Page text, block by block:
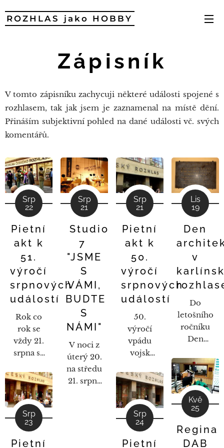
ROZHLAS jako HOBBY
Zápisník
V tomto zápisníku zachycuji některé události spojené s
rozhlasem, tak jak jsem je zaznamenal na místě dění.
Přináším subjektivní pohled na dané události vč. svých
komentářů.
Srp
22
Pietní
akt k
51.
výročí
srpnových
událostí
Rok co
rok se
vždy 21.
srpna se
Českého
rozhlasu
koná
pietní akt
uctění
Srp
21
Studio
7
"JSME
S
VÁMI,
BUDTE
S
NÁMI"
V noci z
úterý 20.
na středu
21. srpna
Srp
21
Pietní
akt k
50.
výročí
srpnových
událostí
50.
výročí
vpádu
vojsk
smlouvy
připadlo
na úterý.
Bohužel
politická
Lis
19
Den
v
Do
letošního
ročníku
Den
který
probíhal
30.9. -
10.10.2017
se zapojil
pátek 29.
Srp
23
Pietní
Kvě
25
Regina
DAB
Srp
24
Pietní